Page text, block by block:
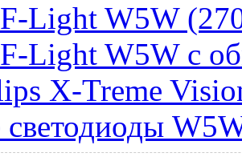
Light W5W
Light W5W с
X-Treme
светодиоды